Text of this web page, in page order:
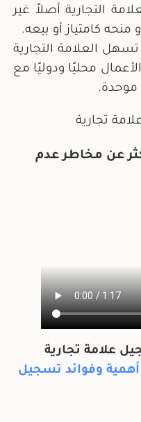
التجارية أصلاً غير
كامتياز أو بيعه.
العلامة التجارية
محليًا ودوليًا مع
موحدة.
عن مخاطر عدم
علامة تجارية
أهمية وفوائد تسجيل